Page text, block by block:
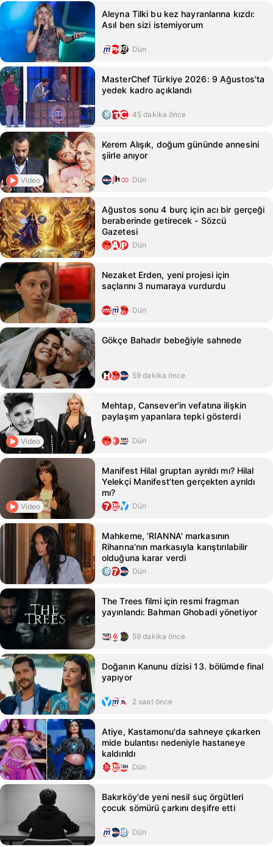
Aleyna Tilki bu kez hayranlarına kızdı:
Asıl ben sizi istemiyorum
Dün
MasterChef Türkiye 2026: 9 Ağustos'ta
yedek kadro açıklandı
45 dakika önce
Video
Kerem Alışık, doğum gününde annesini
şiirle anıyor
Dün
Ağustos sonu 4 burç için acı bir gerçeği
beraberinde getirecek - Sözcü
Gazetesi
Dün
Nezaket Erden, yeni projesi için
saçlarını 3 numaraya vurdurdu
Dün
Gökçe Bahadır bebeğiyle sahnede
59 dakika önce
Video
Mehtap, Cansever'in vefatına ilişkin
paylaşım yapanlara tepki gösterdi
Dün
Video
Manifest Hilal gruptan ayrıldı mı? Hilal
Yelekçi Manifest’ten gerçekten ayrıldı
mı?
Dün
Mahkeme, 'RIANNA' markasının
Rihanna'nın markasıyla karıştırılabilir
olduğuna karar verdi
Dün
The Trees filmi için resmi fragman
yayınlandı: Bahman Ghobadi yönetiyor
59 dakika önce
Doğanın Kanunu dizisi 13. bölümde final
yapıyor
2 saat önce
Atiye, Kastamonu'da sahneye çıkarken
mide bulantısı nedeniyle hastaneye
kaldırıldı
Dün
Bakırköy'de yeni nesil suç örgütleri
çocuk sömürü çarkını deşifre etti
Dün